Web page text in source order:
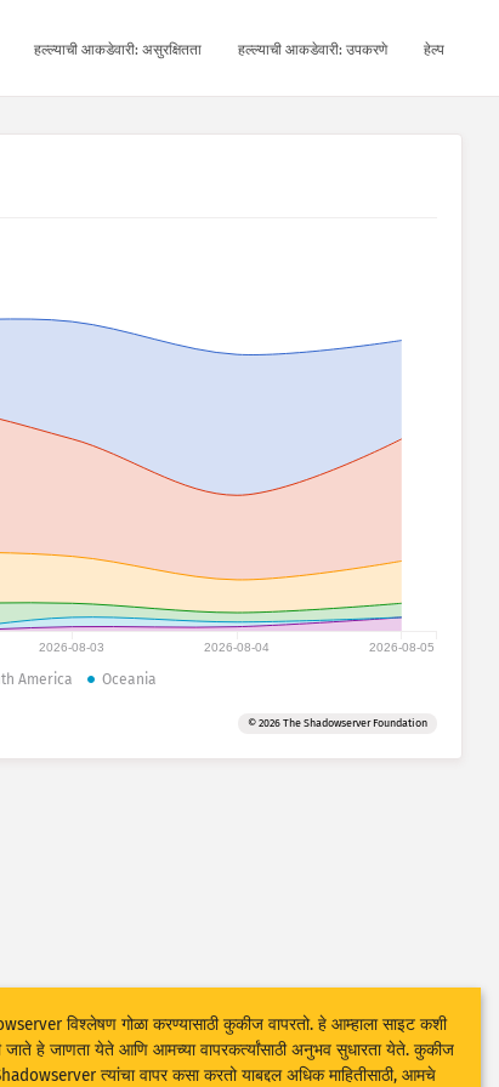
हल्ल्याची आकडेवारी: असुरक्षितता हल्ल्याची आकडेवारी: उपकरणे हेल्प
2026-08-03 2026-08-04 2026-08-05
America Oceania
© 2026 The Shadowserver Foundation
विश्लेषण गोळा करण्यासाठी कुकीज वापरतो. हे आम्हाला साइट कशी
जाते हे जाणता येते आणि आमच्या वापरकर्त्यांसाठी अनुभव सुधारता येते. कुकीज
त्यांचा वापर कसा करतो याबद्दल अधिक माहितीसाठी, आमचे